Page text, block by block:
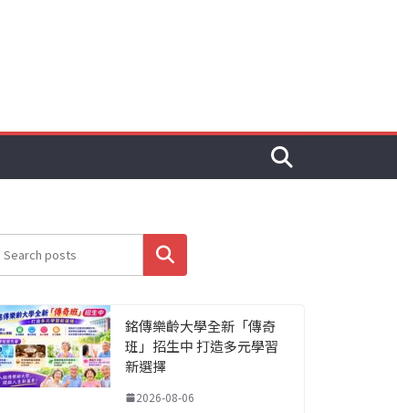
搜尋
銘傳樂齡大學全新「傳奇
班」招生中 打造多元學習
新選擇
2026-08-06